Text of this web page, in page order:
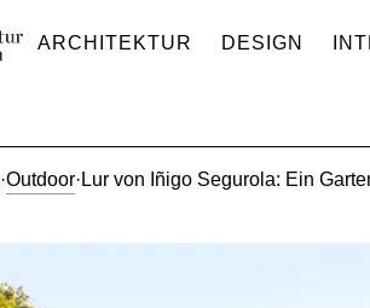
ARCHITEKTUR DESIGN
·Outdoor· Lur von Iñigo Segurola: Ein